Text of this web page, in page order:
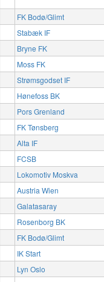
FK Bodø/Glimt
Stabæk IF
Bryne FK
Moss FK
Strømsgodset IF
Hønefoss BK
Pors Grenland
FK Tønsberg
Alta IF
FCSB
Lokomotiv Moskva
Austria Wien
Galatasaray
Rosenborg BK
FK Bodø/Glimt
IK Start
Lyn Oslo